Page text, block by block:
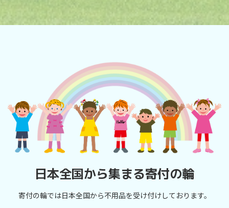
日本全国から集まる寄付の輪
寄付の輪では日本全国から不用品を受け付けしております。